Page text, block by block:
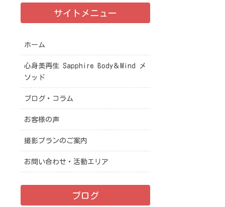
サイトメニュー
ホーム
心身美再生 Sapphire Body＆Mind メ
ソッド
ブログ・コラム
お客様の声
撮影プランのご案内
お問い合わせ・活動エリア
ブログ